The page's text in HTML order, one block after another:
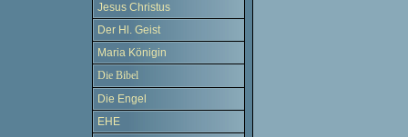
Jesus Christus
Der Hl. Geist
Maria Königin
Die Bibel
Die Engel
EHE